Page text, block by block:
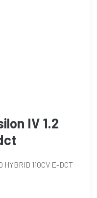
IV 1.2
HYBRID 110CV E-DCT